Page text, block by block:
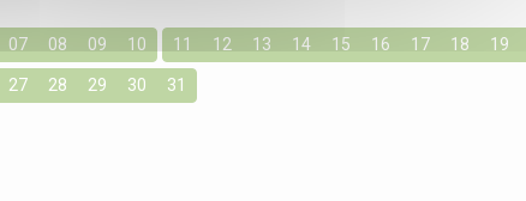
07 08 09 10 11 12 13 14 15 16 17 18 19
27 28 29 30 31